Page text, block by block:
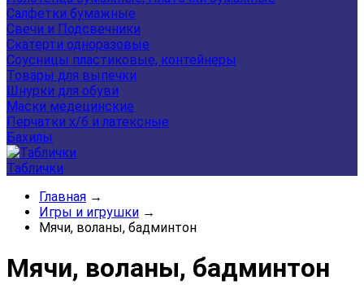
Салфетки бумажные
Свечи и Подсвечники
Скатерти одноразовые
Соусницы пластиковые, контейнеры
Товары для выпечки
Шнурки для обуви
Маски медецинские
Перчатки х/б и латексные
Бахилы
Таблички
Главная →
Игры и игрушки →
Мячи, воланы, бадминтон
Мячи, воланы, бадминтон